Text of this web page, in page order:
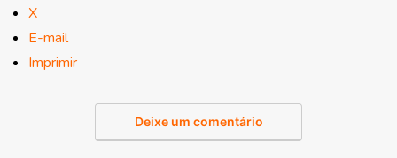
X
E-mail
Imprimir
Deixe um comentário